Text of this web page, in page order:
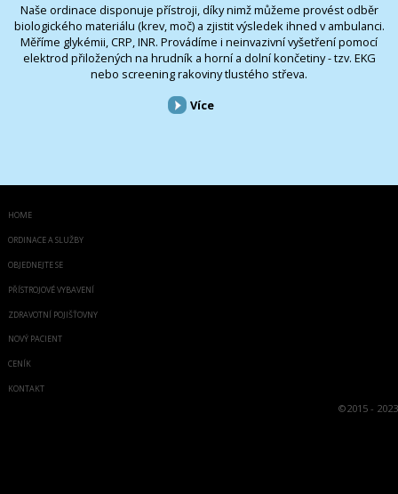
Naše ordinace disponuje přístroji, díky nimž můžeme provést odběr
biologického materiálu (krev, moč) a zjistit výsledek ihned v ambulanci.
Měříme glykémii, CRP, INR. Provádíme i neinvazivní vyšetření pomocí
elektrod přiložených na hrudník a horní a dolní končetiny - tzv. EKG
nebo screening rakoviny tlustého střeva.
Více
HOME
ORDINACE A SLUŽBY
OBJEDNEJTE SE
PŘÍSTROJOVÉ VYBAVENÍ
ZDRAVOTNÍ POJIŠŤOVNY
NOVÝ PACIENT
CENÍK
KONTAKT
©2015 - 2023